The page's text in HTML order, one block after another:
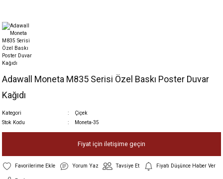
Adawall Moneta M835 Serisi Özel Baskı Poster Duvar
Kağıdı
Kategori
Çiçek
Stok Kodu
Moneta-35
Fiyat için iletişime geçin
Yorum Yaz Tavsiye Et Fiyatı Düşünce Haber Ver